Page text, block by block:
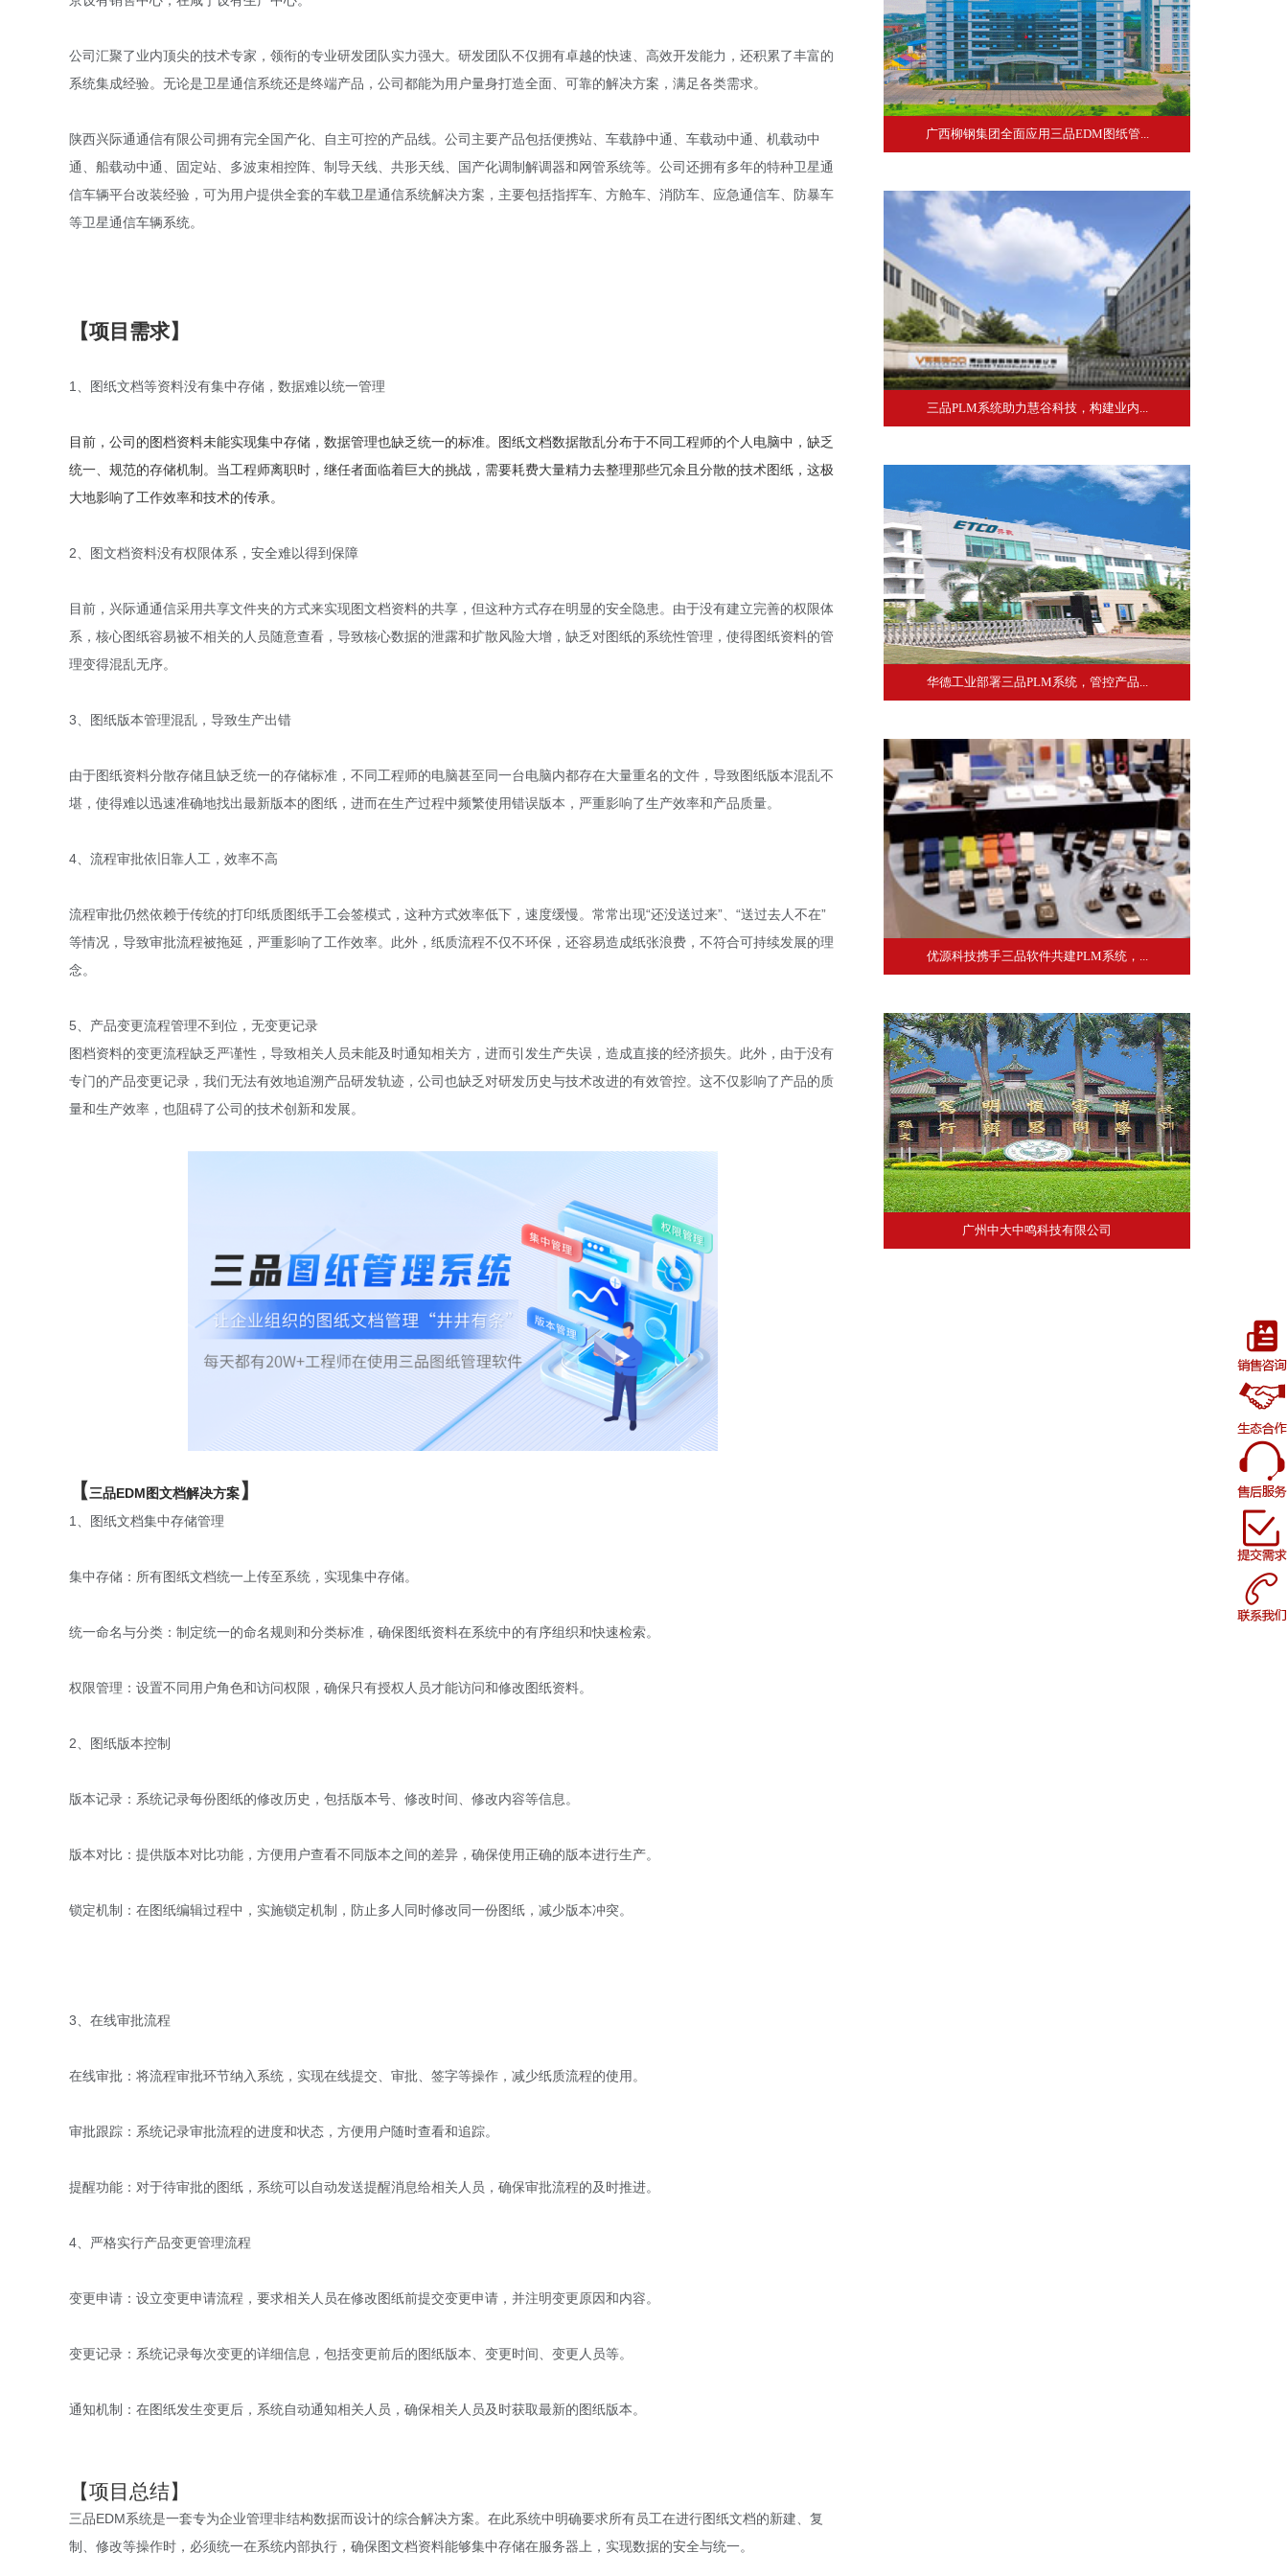
公司汇聚了业内顶尖的技术专家，领衔的专业研发团队实力强大。研发团队不仅拥有卓越的快速、高效开发能力，还积累了丰富的
系统集成经验。无论是卫星通信系统还是终端产品，公司都能为用户量身打造全面、可靠的解决方案，满足各类需求。
陕西兴际通通信有限公司拥有完全国产化、自主可控的产品线。公司主要产品包括便携站、车载静中通、车载动中通、机载动中
通、船载动中通、固定站、多波束相控阵、制导天线、共形天线、国产化调制解调器和网管系统等。公司还拥有多年的特种卫星通
信车辆平台改装经验，可为用户提供全套的车载卫星通信系统解决方案，主要包括指挥车、方舱车、消防车、应急通信车、防暴车
等卫星通信车辆系统。
【项目需求】
1、图纸文档等资料没有集中存储，数据难以统一管理
目前，公司的图档资料未能实现集中存储，数据管理也缺乏统一的标准。图纸文档数据散乱分布于不同工程师的个人电脑中，缺乏
统一、规范的存储机制。当工程师离职时，继任者面临着巨大的挑战，需要耗费大量精力去整理那些冗余且分散的技术图纸，这极
大地影响了工作效率和技术的传承。
2、图文档资料没有权限体系，安全难以得到保障
目前，兴际通通信采用共享文件夹的方式来实现图文档资料的共享，但这种方式存在明显的安全隐患。由于没有建立完善的权限体
系，核心图纸容易被不相关的人员随意查看，导致核心数据的泄露和扩散风险大增，缺乏对图纸的系统性管理，使得图纸资料的管
理变得混乱无序。
3、图纸版本管理混乱，导致生产出错
由于图纸资料分散存储且缺乏统一的存储标准，不同工程师的电脑甚至同一台电脑内都存在大量重名的文件，导致图纸版本混乱不
堪，使得难以迅速准确地找出最新版本的图纸，进而在生产过程中频繁使用错误版本，严重影响了生产效率和产品质量。
4、流程审批依旧靠人工，效率不高
流程审批仍然依赖于传统的打印纸质图纸手工会签模式，这种方式效率低下，速度缓慢。常常出现“还没送过来”、“送过去人不在”
等情况，导致审批流程被拖延，严重影响了工作效率。此外，纸质流程不仅不环保，还容易造成纸张浪费，不符合可持续发展的理
念。
5、产品变更流程管理不到位，无变更记录
图档资料的变更流程缺乏严谨性，导致相关人员未能及时通知相关方，进而引发生产失误，造成直接的经济损失。此外，由于没有
专门的产品变更记录，我们无法有效地追溯产品研发轨迹，公司也缺乏对研发历史与技术改进的有效管控。这不仅影响了产品的质
量和生产效率，也阻碍了公司的技术创新和发展。
【 三品EDM图文档解决方案】
1、图纸文档集中存储管理
集中存储：所有图纸文档统一上传至系统，实现集中存储。
统一命名与分类：制定统一的命名规则和分类标准，确保图纸资料在系统中的有序组织和快速检索。
权限管理：设置不同用户角色和访问权限，确保只有授权人员才能访问和修改图纸资料。
2、图纸版本控制
版本记录：系统记录每份图纸的修改历史，包括版本号、修改时间、修改内容等信息 。
版本对比：提供版本对比功能，方便用户查看不同版本之间的差异，确保使用正确的版本进行生产。
锁定机制：在图纸编辑过程中，实施锁定机制，防止多人同时修改同一份图纸，减少版本冲突。
3、在线审批流程
在线审批：将流程审批环节纳入系统，实现在线提交、审批、签字等操作，减少纸质流程的使用。
审批跟踪：系统记录审批流程的进度和状态，方便用户随时查看和追踪。
提醒功能：对于待审批的图纸，系统可以自动发送提醒消息给相关人员，确保审批流程的及时推进。
4、严格实行产品变更管理流程
变更申请：设立变更申请流程，要求相关人员在修改图纸前提交变更申请，并注明变更原因和内容。
变更记录：系统记录每次变更的详细信息，包括变更前后的图纸版本、变更时间、变更人员等。
通知机制：在图纸发生变更后，系统自动通知相关人员，确保相关人员及时获取最新的图纸版本。
【项目总结】
三品EDM系统是一套专为企业管理非结构数据而设计的综合解决方案。在此系统中明确要求所有员工在进行图纸文档的新建、复
制、修改等操作时，必须统一在系统内部执行，确保图文档资料能够集中存储在服务器上，实现数据的安全与统一。
广西柳钢集团全面应用三品EDM图纸管...
三品PLM系统助力慧谷科技，构建业内...
华德工业部署三品PLM系统，管控产品...
优源科技携手三品软件共建PLM系统，...
广州中大中鸣科技有限公司